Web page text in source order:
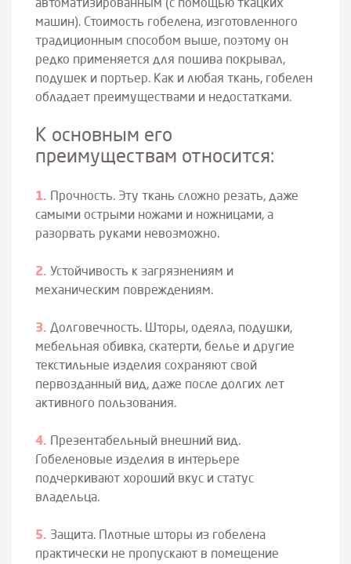
автоматизированным (с помощью ткацких
машин). Стоимость гобелена, изготовленного
традиционным способом выше, поэтому он
редко применяется для пошива покрывал,
подушек и портьер. Как и любая ткань, гобелен
обладает преимуществами и недостатками.
К основным его
преимуществам относится:
Прочность. Эту ткань сложно резать, даже
самыми острыми ножами и ножницами, а
разорвать руками невозможно.
Устойчивость к загрязнениям и
механическим повреждениям.
Долговечность. Шторы, одеяла, подушки,
мебельная обивка, скатерти, белье и другие
текстильные изделия сохраняют свой
первозданный вид, даже после долгих лет
активного пользования.
Презентабельный внешний вид.
Гобеленовые изделия в интерьере
подчеркивают хороший вкус и статус
владельца.
Защита. Плотные шторы из гобелена
практически не пропускают в помещение